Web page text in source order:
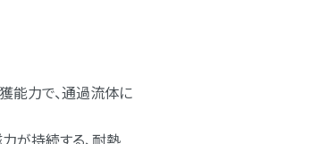
能力で、通過流体に
が持続する、耐熱